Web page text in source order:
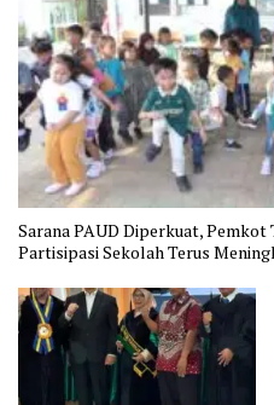
Sarana PAUD Diperkuat,
Partisipasi Sekolah Terus